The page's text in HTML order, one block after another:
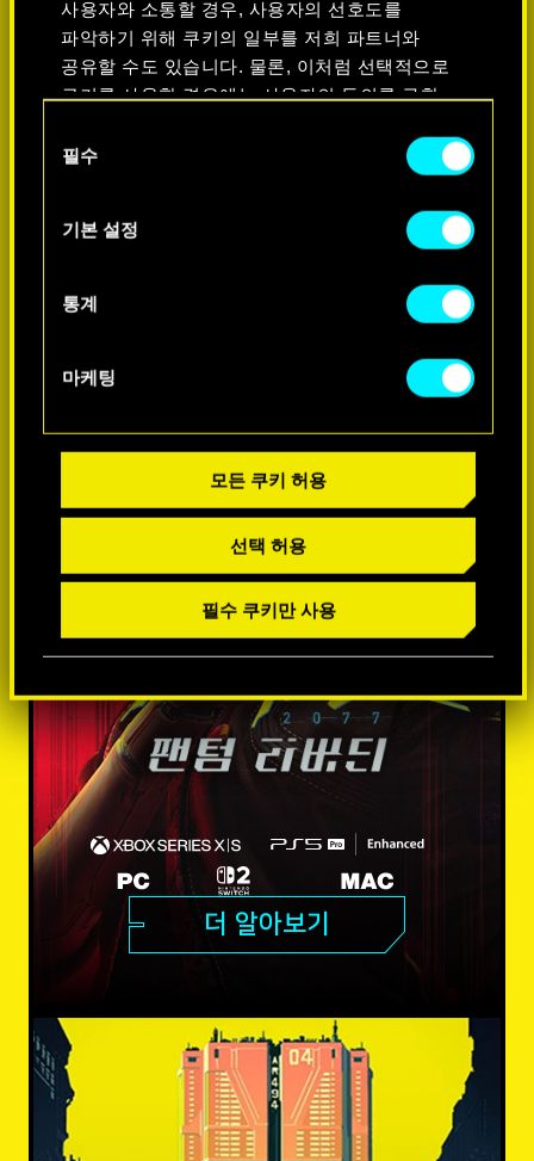
사용자와 소통할 경우, 사용자의 선호도를
파악하기 위해 쿠키의 일부를 저희 파트너와
공유할 수도 있습니다. 물론, 이처럼 선택적으로
쿠키를 사용할 경우에는 사용자의 동의를 구할
쿠키 사용에 관한 세부 사항이나 관련 설정은
아래의 "Settings" 메뉴에서 확인할 수 있습니다.
필수
기본 설정
통계
마케팅
모든 쿠키 허용
선택 허용
필수 쿠키만 사용
더 알아보기